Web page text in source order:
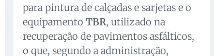
para pintura de calçadas e sarjetas e o
equipamento TBR, utilizado na
recuperação de pavimentos asfálticos,
o que, segundo a administração,